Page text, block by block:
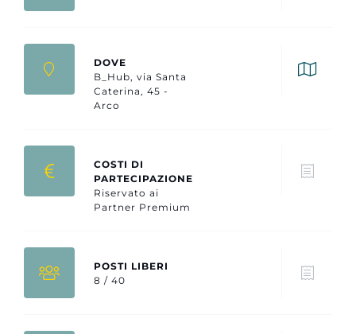
DOVE
B_Hub, via Santa
Caterina, 45 -
Arco
COSTI DI
PARTECIPAZIONE
Riservato ai
Partner Premium
POSTI LIBERI
8 / 40